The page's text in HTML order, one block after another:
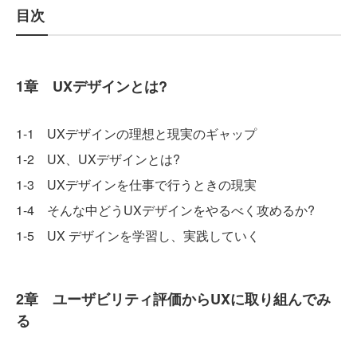
目次
1章 UXデザインとは?
1-1 UXデザインの理想と現実のギャップ
1-2 UX、UXデザインとは?
1-3 UXデザインを仕事で行うときの現実
1-4 そんな中どうUXデザインをやるべく攻めるか?
1-5 UX デザインを学習し、実践していく
2章 ユーザビリティ評価からUXに取り組んでみ
る